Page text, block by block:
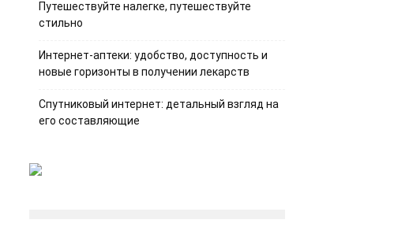
Путешествуйте налегке, путешествуйте
стильно
Интернет-аптеки: удобство, доступность и
новые горизонты в получении лекарств
Спутниковый интернет: детальный взгляд на
его составляющие